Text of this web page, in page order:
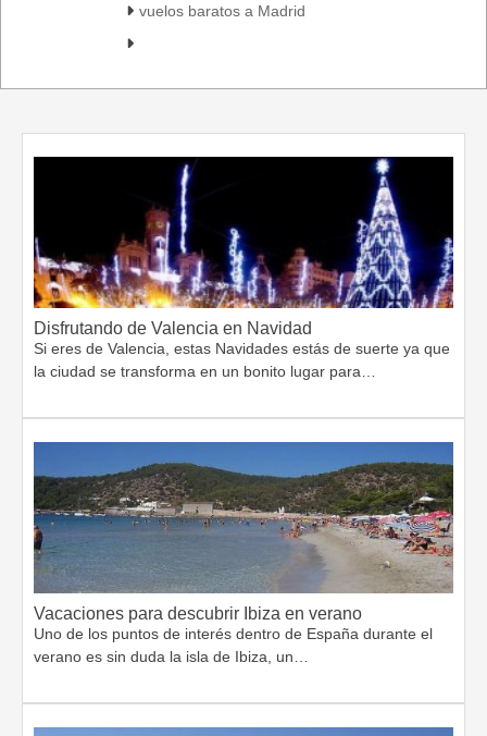
vuelos baratos a Madrid
Disfrutando de Valencia en Navidad
Si eres de Valencia, estas Navidades estás de suerte ya que
la ciudad se transforma en un bonito lugar para…
Vacaciones para descubrir Ibiza en verano
Uno de los puntos de interés dentro de España durante el
verano es sin duda la isla de Ibiza, un…